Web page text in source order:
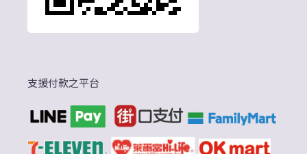
支援付款之平台